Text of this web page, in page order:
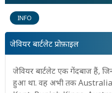
INFO
जेवियर बार्टलेट प्रोफ़ाइल
जेवियर बार्टलेट एक गेंदबाज हैं,
हुआ था. वह अभी तक